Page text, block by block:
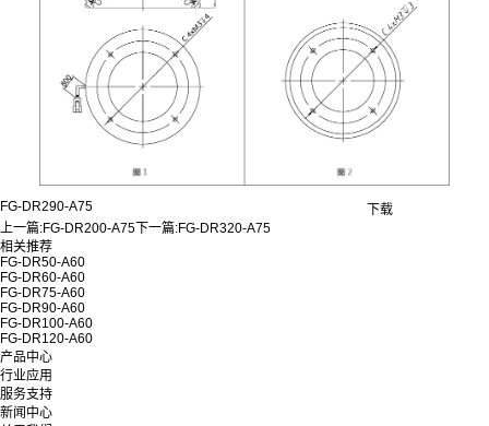
FG-DR290-A75
下载
上一篇:FG-DR200-A75下一篇:FG-DR320-A75
相关推荐
FG-DR50-A60
FG-DR60-A60
FG-DR75-A60
FG-DR90-A60
FG-DR100-A60
FG-DR120-A60
产品中心
行业应用
服务支持
新闻中心